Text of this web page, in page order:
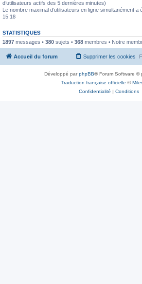
d’utilisateurs actifs des 5 dernières minutes)
Le nombre maximal d’utilisateurs en ligne simultanément a
15:18
STATISTIQUES
1897 messages • 380 sujets • 368 membres • Notre
Accueil du forum Supprimer les cookies
Développé parphpBB® Forum Software ©
Traduction française officielle ©
Confidentialité | Conditions